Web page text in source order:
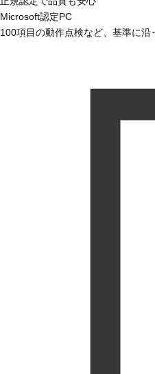
Microsoft認定PC
100項目の動作点検など、基準に